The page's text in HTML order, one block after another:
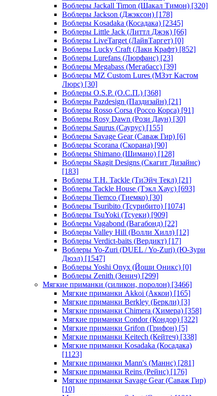
Воблеры Jackall Timon (Шакал Тимон) [320]
Воблеры Jackson (Джэксон) [178]
Воблеры Kosadaka (Косадака) [2345]
Воблеры Little Jack (Литтл Джэк) [66]
Воблеры LiveTarget (ЛайвТаргет) [0]
Воблеры Lucky Craft (Лаки Крафт) [852]
Воблеры Lurefans (Люрфанс) [23]
Воблеры Megabass (Мегабасс) [39]
Воблеры MZ Custom Lures (МЗэт Кастом
Люрс) [30]
Воблеры O.S.P. (О.С.П.) [368]
Воблеры Pazdesign (Паздизайн) [21]
Воблеры Rosso Corsa (Россо Корса) [91]
Воблеры Rosy Dawn (Рози Даун) [30]
Воблеры Saurus (Саурус) [155]
Воблеры Savage Gear (Саваж Гир) [6]
Воблеры Scorana (Скорана) [90]
Воблеры Shimano (Шимано) [128]
Воблеры Skagit Designs (Скагит Дизайнс)
[183]
Воблеры T.H. Tackle (ТиЭйч Текл) [21]
Воблеры Tackle House (Тэкл Хаус) [693]
Воблеры Tiemco (Тиемко) [30]
Воблеры Tsuribito (Тсурибито) [1074]
Воблеры TsuYoki (Тсуеки) [909]
Воблеры Vagabond (Вагабонд) [22]
Воблеры Valley Hill (Волли Хилл) [12]
Воблеры Verdict-baits (Вердикт) [17]
Воблеры Yo-Zuri (DUEL / Yo-Zuri) (Ю-Зури
Дюэл) [1547]
Воблеры Yoshi Onyx (Йоши Оникс) [0]
Воблеры Zenith (Зенич) [299]
Мягкие приманки (силикон, поролон) [3466]
Мягкие приманки Akkoi (Аккои) [165]
Мягкие приманки Berkley (Беркли) [3]
Мягкие приманки Chimera (Химера) [358]
Мягкие приманки Condor (Кондор) [322]
Мягкие приманки Grifon (Грифон) [5]
Мягкие приманки Keitech (Кейтеч) [338]
Мягкие приманки Kosadaka (Косадака)
[1123]
Мягкие приманки Mann's (Маннс) [281]
Мягкие приманки Reins (Рейнс) [176]
Мягкие приманки Savage Gear (Саваж Гир)
[10]